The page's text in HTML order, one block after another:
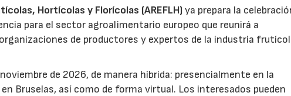
Hortícolas y Florícolas (AREFLH)ya prepara la
para el sector agroalimentario europeo que reunirá a
de productores y expertos de la industria
de 2026, de manera híbrida: presencialmente en la
Bruselas, así como de forma virtual. Los interesados pueden